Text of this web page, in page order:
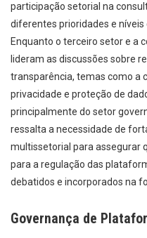
participação setorial na
diferentes prioridades e níveis
Enquanto o terceiro setor e a
lideram as discussões sobre
transparência, temas como a
privacidade e proteção de
principalmente do setor
ressalta a necessidade de
multissetorial para assegurar
para a regulação das
debatidos e incorporados na
Governança de